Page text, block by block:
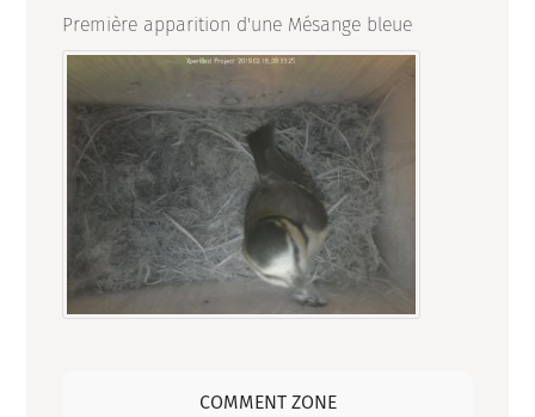
Première apparition d'une Mésange bleue
COMMENT ZONE